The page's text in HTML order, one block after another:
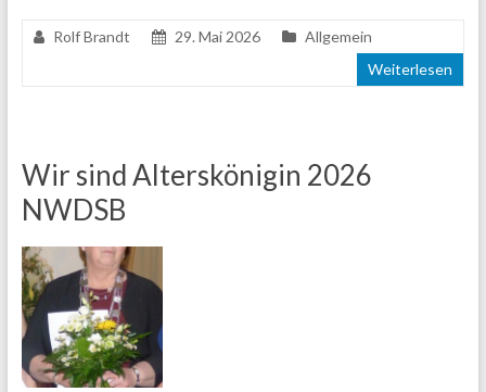
Rolf Brandt 29. Mai 2026
Allgemein
Weiterlesen
Wir sind Alterskönigin 2026
NWDSB